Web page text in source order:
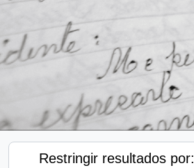
Restringir resultados por: